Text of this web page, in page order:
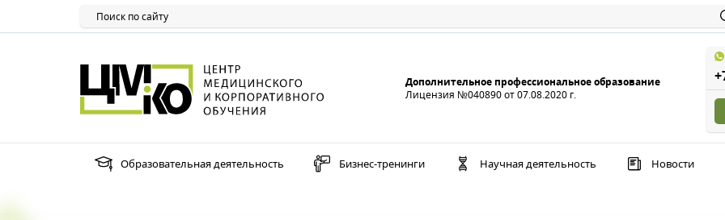
Дополнительное профессиональное образование
Лицензия №040890 от 07.08.2020 г.
Образовательная деятельность Бизнес-тренинги Научная деятельность Новости